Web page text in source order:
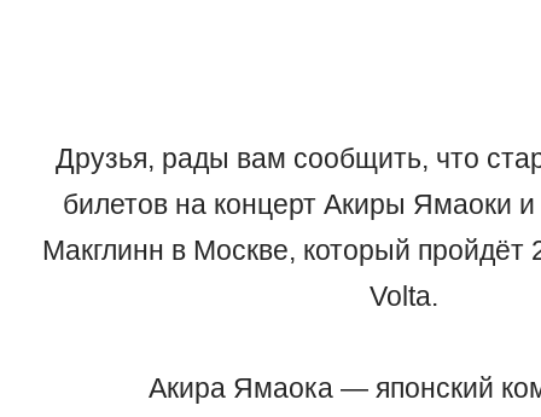
Друзья, рады вам сообщить, что
билетов на концерт Акиры Ямаоки
Макглинн в Москве, который пройдёт
Volta.
Акира Ямаока — японский